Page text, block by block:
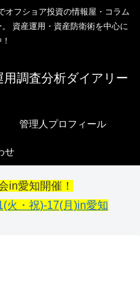
オフショア投資の情報屋・コラム
資産運用・資産防衛術を中心に
調査分析ダイアリー
管理人プロフィール
せ
in愛知開催！
火・祝)-17(月)in愛知